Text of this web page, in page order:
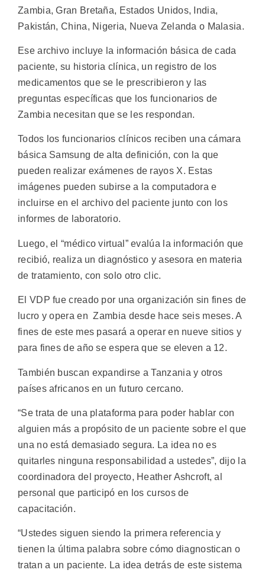
Zambia, Gran Bretaña, Estados Unidos, India,
Pakistán, China, Nigeria, Nueva Zelanda o Malasia.
Ese archivo incluye la información básica de cada
paciente, su historia clínica, un registro de los
medicamentos que se le prescribieron y las
preguntas específicas que los funcionarios de
Zambia necesitan que se les respondan.
Todos los funcionarios clínicos reciben una cámara
básica Samsung de alta definición, con la que
pueden realizar exámenes de rayos X. Estas
imágenes pueden subirse a la computadora e
incluirse en el archivo del paciente junto con los
informes de laboratorio.
Luego, el “médico virtual” evalúa la información que
recibió, realiza un diagnóstico y asesora en materia
de tratamiento, con solo otro clic.
El VDP fue creado por una organización sin fines de
lucro y opera en Zambia desde hace seis meses. A
fines de este mes pasará a operar en nueve sitios y
para fines de año se espera que se eleven a 12.
También buscan expandirse a Tanzania y otros
países africanos en un futuro cercano.
“Se trata de una plataforma para poder hablar con
alguien más a propósito de un paciente sobre el que
una no está demasiado segura. La idea no es
quitarles ninguna responsabilidad a ustedes”, dijo la
coordinadora del proyecto, Heather Ashcroft, al
personal que participó en los cursos de
capacitación.
“Ustedes siguen siendo la primera referencia y
tienen la última palabra sobre cómo diagnostican o
tratan a un paciente. La idea detrás de este sistema